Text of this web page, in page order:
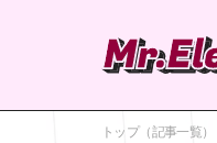
トップ（記事一覧）